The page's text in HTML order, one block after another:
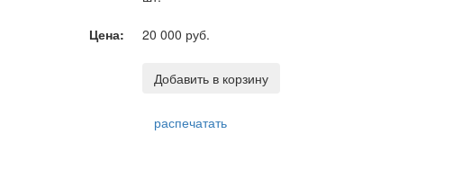
Цена: 20 000 руб.
Добавить в корзину
распечатать